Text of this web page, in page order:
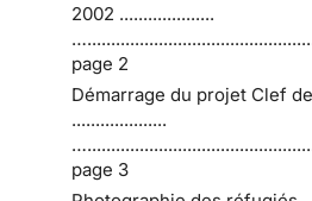
2002 ....................
page 2
Démarrage du projet Clef
....................
page 3